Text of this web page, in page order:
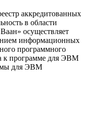
аккредитованных
в области
осуществляет
информационных
программного
к программе для ЭВМ
для ЭВМ